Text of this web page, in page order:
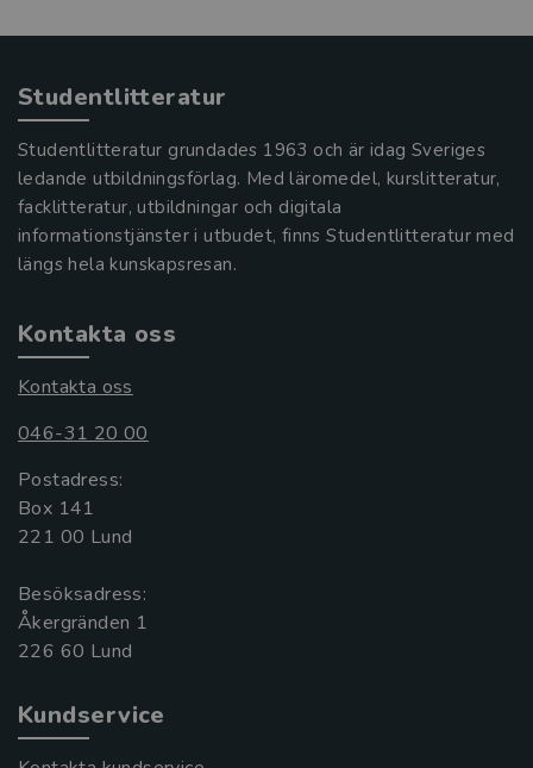
Studentlitteratur
Studentlitteratur grundades 1963 och är idag Sveriges
ledande utbildningsförlag. Med läromedel, kurslitteratur,
facklitteratur, utbildningar och digitala
informationstjänster i utbudet, finns Studentlitteratur med
längs hela kunskapsresan.
Kontakta oss
Kontakta oss
046-31 20 00
Postadress:
Box 141
221 00 Lund
Besöksadress:
Åkergränden 1
Kundservice